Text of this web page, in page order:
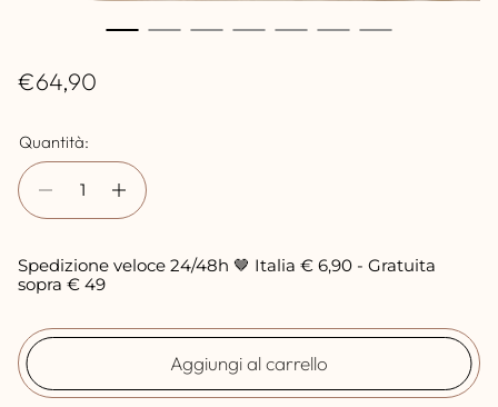
P
e
z
z
o
n
r
m
€64,90
Quantità:
Spedizione veloce 24/48h 🤎 Italia € 6,90 - Gratuita
sopra € 49
Aggiungi al carrello